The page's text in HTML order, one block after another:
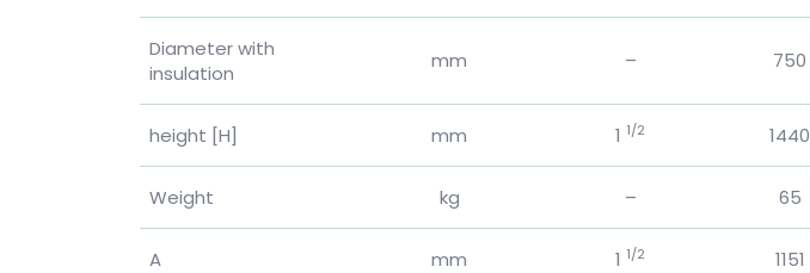
Diameter with
insulation
mm – 750
height [H] mm 1 1/2 1440
Weight kg – 65
A mm 1 1/2 1151